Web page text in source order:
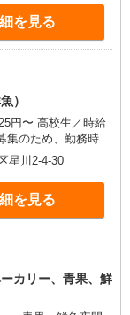
を見る
）
円〜 高校生／時給
い。
星川2-4-30
を見る
カリー、青果、鮮